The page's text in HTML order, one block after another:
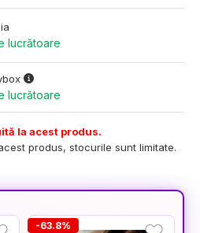
lucrătoare
lucrătoare
la acest produs.
produs, stocurile sunt limitate.
-63.8%